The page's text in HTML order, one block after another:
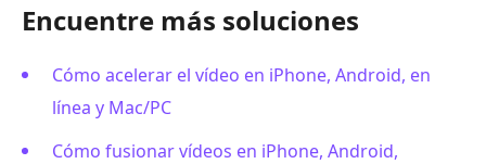
Encuentre más soluciones
Cómo acelerar el vídeo en iPhone, Android, en
línea y Mac/PC
Cómo fusionar vídeos en iPhone, Android,